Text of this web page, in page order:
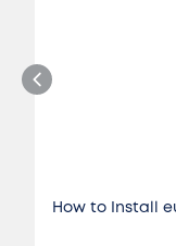
How to Install